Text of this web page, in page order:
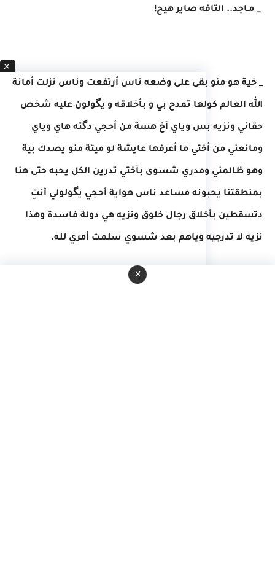
_ مـاجد.. التافه صاير هيج!
_ خية هو منو بقى على وضعه ناس أرتفعت وناس نزلت أمانة
الله العالم كولها تمدح بي و بأخلاقه و يگولون عليه شخص
حقاني ونزيه بس وياي آخ هسة من أحجي دگته هاي وياي
ومانعني من أختي ما أعرفها عايشة لو ميتة منو يصدك بية
وهو ظالمني ومدري شسوى بأختي تدرين الكل يحبه حتى هنا
بمنطقتنا يحبونه مساعد ناس هواية أحجي يگولولي أنتِ
دتسقطين بأخلاق رجال خلوق ونزيه هي دولة فاسدة وهذا
نزيه لا تدرجيه وياهم بعد شسوي سلمت أمري لله.
×